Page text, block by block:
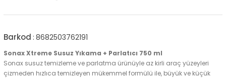
Barkod : 8682503762191
Sonax Xtreme Susuz Yıkama + Parlatıcı 750 ml
Sonax susuz temizleme ve parlatma ürünüyle az kirli araç yüzeyleri
çizmeden hızlıca temizleyen mükemmel formülü ile, büyük ve küçük